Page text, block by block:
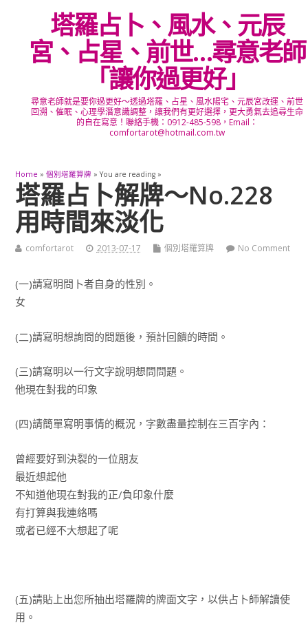
塔羅占卜、風水、元辰
宮、占星、前世…尋意老師
「讓你過更好」
尋意老師就是要你過更好～透過塔羅、占星、風水陽宅、元辰宮改運、前世
回溯、催眠、心理學潛意識調整，讓我們有更好選擇，更大勇氣去追尋生命
的自在寫意！聯絡手機：0912-485-598，Email：
comfortarot@hotmail.com.tw
Home » 個別塔羅算牌 » You are reading »
塔羅占卜解牌～No.228
用時間來淡化
comfortarot 2013-07-17 個別塔羅算牌 No Comment
(一)請寫明問卜者自身的性別。
女
(二)請寫明想詢問的問題後，預計回饋的時間。
(三)請寫明以一行文字說明想問問題。
他現在對我的印象
(四)請簡單寫明事情的概況，字數盡量控制在三百字內：
曾經要好到決裂的一位朋友
最近想起他
不知道他現在對我的正/負印象什麼
有打算與我連絡嗎
或者已經不大想起了呢
(五)請貼上出您所抽出塔羅牌的牌面文字，以供占卜師解讀使
用。